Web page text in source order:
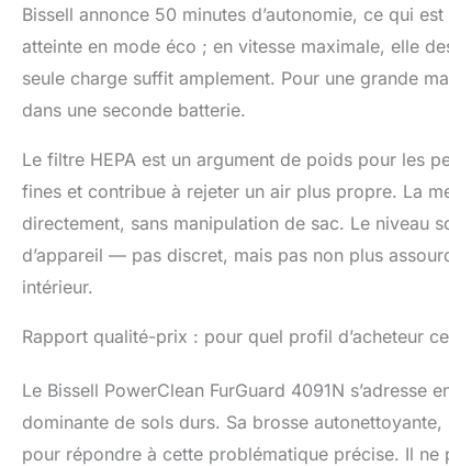
Bissell annonce 50 minutes d’autonomie, ce qui
atteinte en mode éco ; en vitesse maximale, elle
seule charge suffit amplement. Pour une grande
dans une seconde batterie.
Le filtre HEPA est un argument de poids pour les
fines et contribue à rejeter un air plus propre. La
directement, sans manipulation de sac. Le niveau
d’appareil — pas discret, mais pas non plus
intérieur.
Rapport qualité-prix : pour quel profil d’acheteur
Le Bissell PowerClean FurGuard 4091N
dominante de sols durs. Sa brosse
pour répondre à cette problématique précise. Il